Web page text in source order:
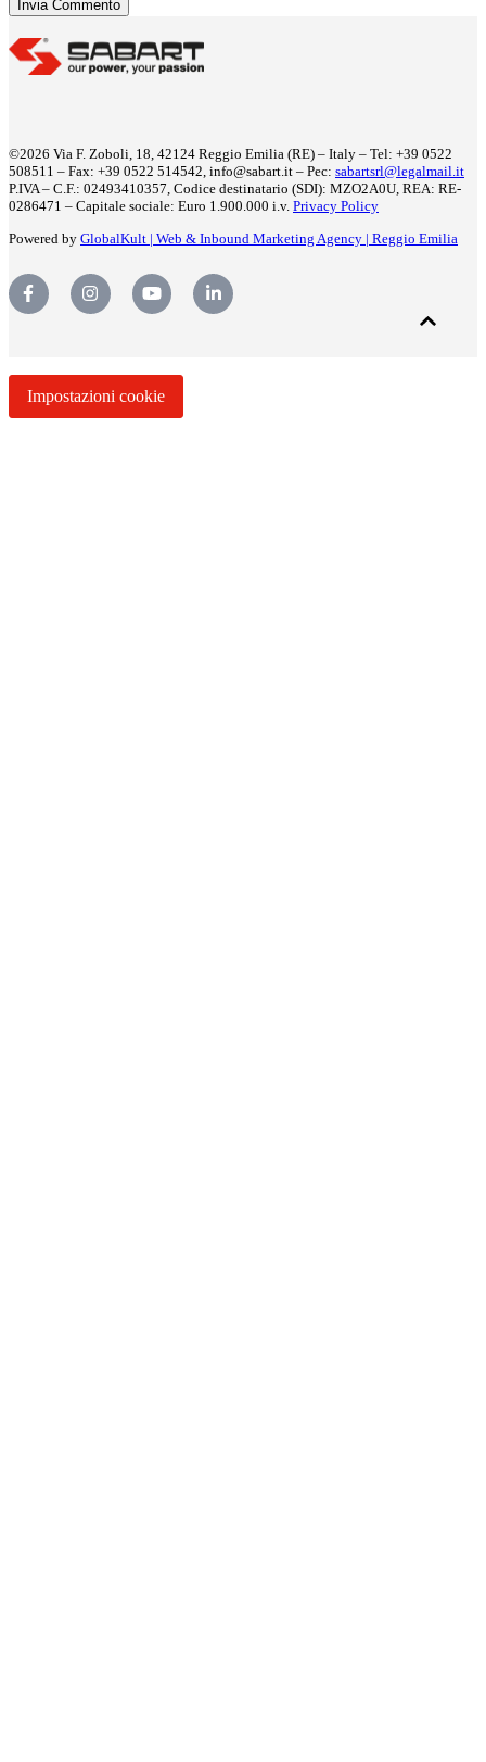
©2026 Via F. Zoboli, 18, 42124 Reggio Emilia (RE) – Italy – Tel: +39 0522
508511 – Fax: +39 0522 514542, info@sabart.it – Pec: sabartsrl@legalmail.it
P.IVA – C.F.: 02493410357, Codice destinatario (SDI): MZO2A0U, REA: RE-
0286471 – Capitale sociale: Euro 1.900.000 i.v. Privacy Policy
Powered by GlobalKult | Web & Inbound Marketing Agency | Reggio Emilia
Impostazioni cookie